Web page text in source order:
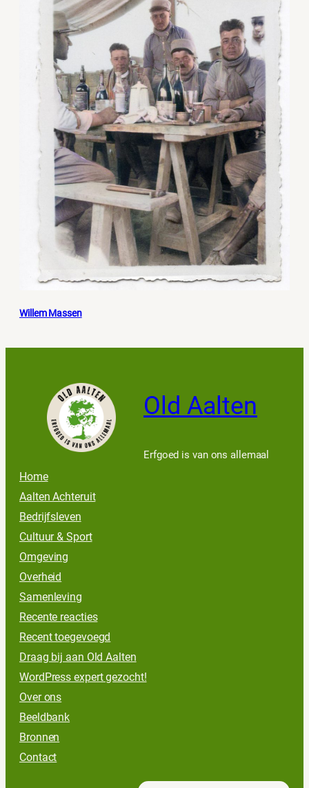
Willem Massen
Old Aalten
Erfgoed is van ons allemaal
Home
Aalten Achteruit
Bedrijfsleven
Cultuur & Sport
Omgeving
Overheid
Samenleving
Recente reacties
Recent toegevoegd
Draag bij aan Old Aalten
WordPress expert gezocht!
Over ons
Beeldbank
Bronnen
Contact